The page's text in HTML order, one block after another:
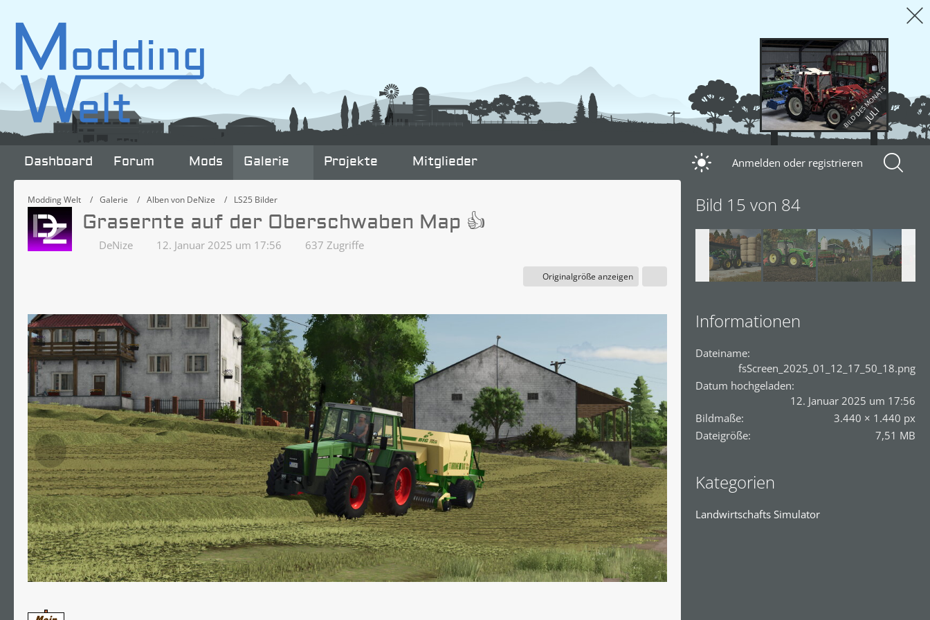
BILD DES MONATS
JULI
Dashboard Forum Mods Galerie Projekte Mitglieder Anmelden oder registrieren
Modding Welt Galerie Alben von DeNize LS25 Bilder
Grasernte auf der Oberschwaben Map 👍
DeNize 12. Januar 2025 um 17:56 637 Zugriffe
Originalgröße anzeigen
Bild 15 von 84
Informationen
Dateiname
fsScreen_2025_01_12_17_50_18.png
Datum hochgeladen
12. Januar 2025 um 17:56
Bildmaße
3.440 × 1.440 px
Dateigröße
7,51 MB
Kategorien
Landwirtschafts Simulator